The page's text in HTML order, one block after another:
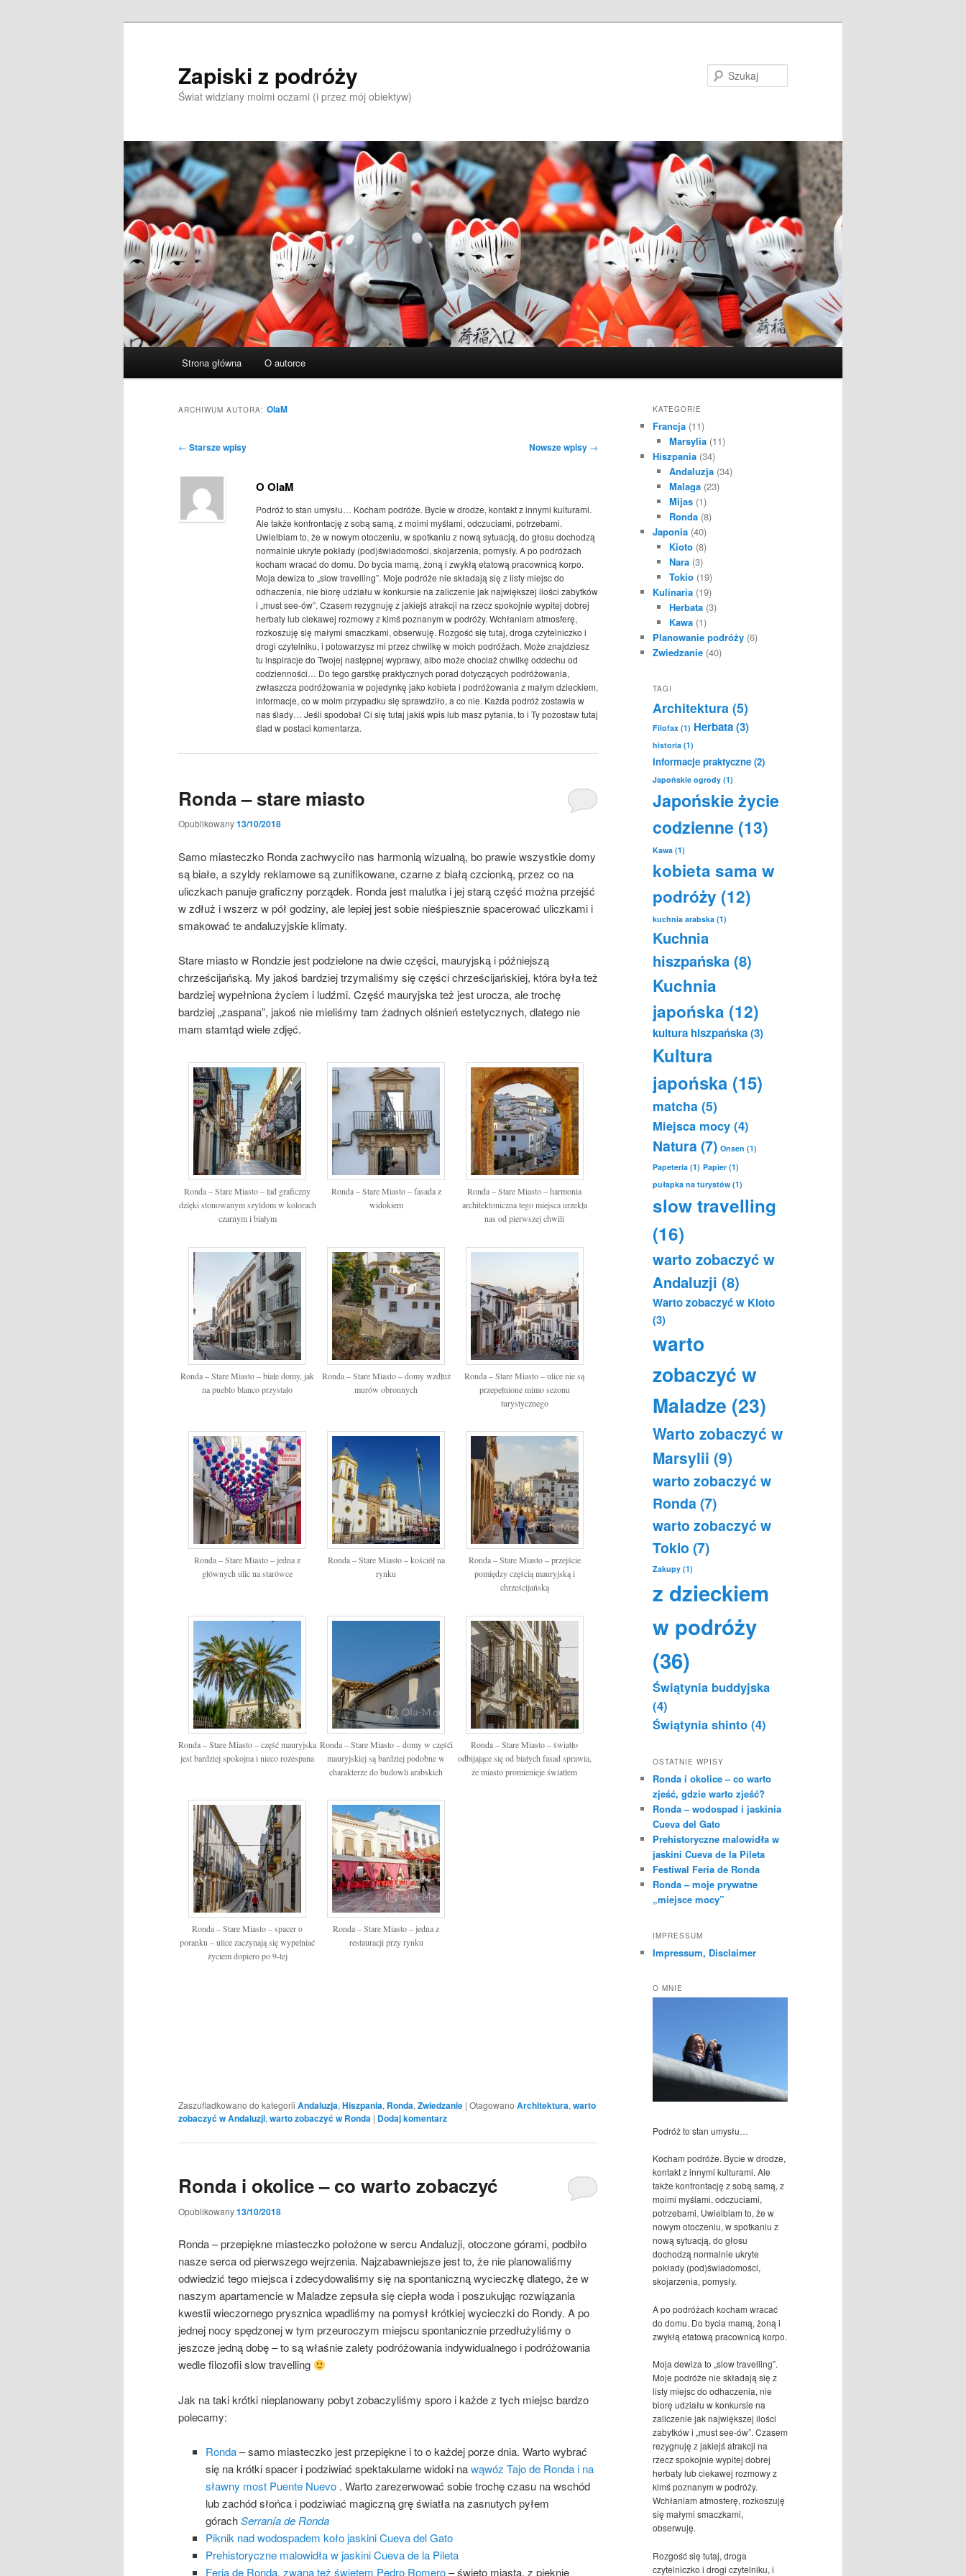
Zapiski z podróży
Świat widziany moimi oczami (i przez mój obiektyw)
Strona główna O autorce
ARCHIWUM AUTORA: OlaM
Nawigacja
← Starsze wpisy Nowsze wpisy →
O OlaM
Podróż to stan umysłu… Kocham podróże. Bycie w drodze, kontakt z innymi kulturami.
Ale także konfrontację z sobą samą, z moimi myślami, odczuciami, potrzebami.
Uwielbiam to, że w nowym otoczeniu, w spotkaniu z nową sytuacją, do głosu dochodzą
normalnie ukryte pokłady (pod)świadomości, skojarzenia, pomysły. A po podróżach
kocham wracać do domu. Do bycia mamą, żoną i zwykłą etatową pracownicą korpo.
Moja dewiza to „slow travelling”. Moje podróże nie składają się z listy miejsc do
odhaczenia, nie biorę udziału w konkursie na zaliczenie jak największej ilości zabytków
i „must see-ów”. Czasem rezygnuję z jakiejś atrakcji na rzecz spokojnie wypitej dobrej
herbaty lub ciekawej rozmowy z kimś poznanym w podróży. Wchłaniam atmosferę,
rozkoszuję się małymi smaczkami, obserwuję. Rozgość się tutaj, droga czytelniczko i
drogi czytelniku, i potowarzysz mi przez chwilkę w moich podróżach. Może znajdziesz
tu inspiracje do Twojej następnej wyprawy, albo może chociaż chwilkę oddechu od
codzienności… Do tego garstkę praktycznych porad dotyczących podróżowania,
zwłaszcza podróżowania w pojedynkę jako kobieta i podróżowania z małym dzieckiem,
informacje, co w moim przypadku się sprawdziło, a co nie. Każda podróż zostawia w
nas ślady… Jeśli spodobał Ci się tutaj jakiś wpis lub masz pytania, to i Ty pozostaw tutaj
ślad w postaci komentarza.
Ronda – stare miasto
Opublikowany13/10/2018
Samo miasteczko Ronda zachwyciło nas harmonią wizualną, bo prawie wszystkie domy
są białe, a szyldy reklamowe są zunifikowane, czarne z białą czcionką, przez co na
uliczkach panuje graficzny porządek. Ronda jest malutka i jej starą część można przejść
w zdłuż i wszerz w pół godziny, ale lepiej jest sobie nieśpiesznie spacerować uliczkami i
smakować te andaluzyjskie klimaty.
Stare miasto w Rondzie jest podzielone na dwie części, mauryjską i późniejszą
chrześcijańską. My jakoś bardziej trzymaliśmy się części chrześcijańskiej, która była też
bardziej wypełniona życiem i ludźmi. Część mauryjska też jest urocza, ale trochę
bardziej „zaspana”, jakoś nie mieliśmy tam żadnych olśnień estetycznych, dlatego nie
mam stamtąd wiele zdjęć.
Ronda – Stare Miasto – ład graficzny
dzięki stonowanym szyldom w kolorach
czarnym i białym
Ronda – Stare Miasto – fasada z
widokiem
Ronda – Stare Miasto – harmonia
architektoniczna tego miejsca urzekła
nas od pierwszej chwili
Ronda – Stare Miasto – białe domy, jak
na pueblo blanco przystało
Ronda – Stare Miasto – domy wzdłuż
murów obronnych
Ronda – Stare Miasto – ulice nie są
przepełnione mimo sezonu
turystycznego
Ronda – Stare Miasto – jedna z
głównych ulic na starówce
Ronda – Stare Miasto – kościół na
rynku
Ronda – Stare Miasto – przejście
pomiędzy częścią mauryjską i
chrześcijańską
Ronda – Stare Miasto – część mauryjska
jest bardziej spokojna i nieco rozespana
Ronda – Stare Miasto – domy w częśći
mauryjskiej są bardziej podobne w
charakterze do budowli arabskich
Ronda – Stare Miasto – światło
odbijające się od białych fasad sprawia,
że miasto promienieje światłem
Ronda – Stare Miasto – spacer o
poranku – ulice zaczynają się wypełniać
życiem dopiero po 9-tej
Ronda – Stare Miasto – jedna z
restauracji przy rynku
Zaszufladkowano do kategorii Andaluzja,Hiszpania, Ronda,Zwiedzanie | Otagowano Architektura,warto
zobaczyć w Andaluzji,warto zobaczyć w Ronda | Dodaj komentarz
Ronda i okolice – co warto zobaczyć
Opublikowany13/10/2018
Ronda – przepiękne miasteczko położone w sercu Andaluzji, otoczone górami, podbiło
nasze serca od pierwszego wejrzenia. Najzabawniejsze jest to, że nie planowaliśmy
odwiedzić tego miejsca i zdecydowaliśmy się na spontaniczną wycieczkę dlatego, że w
naszym apartamencie w Maladze zepsuła się ciepła woda i poszukując rozwiązania
kwestii wieczornego prysznica wpadliśmy na pomysł krótkiej wycieczki do Rondy. A po
jednej nocy spędzonej w tym przeuroczym miejscu spontanicznie przedłużyliśmy o
jeszcze jedną dobę – to są właśnie zalety podróżowania indywidualnego i podróżowania
wedle filozofii slow travelling
Jak na taki krótki nieplanowany pobyt zobaczyliśmy sporo i każde z tych miejsc bardzo
polecamy:
Ronda– samo miasteczko jest przepiękne i to o każdej porze dnia. Warto wybrać
się na krótki spacer i podziwiać spektakularne widoki nawąwóz Tajo de Ronda i na
sławny most Puente Nuevo. Warto zarezerwować sobie trochę czasu na wschód
lub zachód słońca i podziwiać magiczną grę światła na zasnutych pyłem
górachSerranía de Ronda
Piknik nad wodospadem koło jaskini Cueva del Gato
Prehistoryczne malowidła w jaskini Cueva de la Pileta
Feria de Ronda, zwana też świętem Pedro Romero– święto miasta, z pięknie
KATEGORIE
Francja (11)
Marsylia(11)
Hiszpania (34)
Andaluzja(34)
Malaga(23)
Mijas(1)
Ronda(8)
Japonia (40)
Kioto(8)
Nara(3)
Tokio(19)
Kulinaria (19)
Herbata(3)
Kawa(1)
Planowanie podróży (6)
Zwiedzanie (40)
TAGI
Architektura (5)
Filofax (1) Herbata(3)
historia (1)
informacje praktyczne (2)
Japońskie ogrody (1)
Japońskie życie
codzienne (13)
Kawa (1)
kobieta sama w
podróży (12)
kuchnia arabska (1)
Kuchnia
hiszpańska (8)
Kuchnia
japońska (12)
kultura hiszpańska(3)
Kultura
japońska (15)
matcha (5)
Miejsca mocy (4)
Natura (7) Onsen (1)
Papeteria (1) Papier (1)
pułapka na turystów (1)
slow travelling
(16)
warto zobaczyć w
Andaluzji (8)
Warto zobaczyć w Kioto
(3)
warto
zobaczyć w
Maladze (23)
Warto zobaczyć w
Marsylii (9)
warto zobaczyć w
Ronda (7)
warto zobaczyć w
Tokio (7)
Zakupy (1)
z dzieckiem
w podróży
(36)
Świątynia buddyjska
(4)
Świątynia shinto (4)
OSTATNIE WPISY
Ronda i okolice – co warto
zjeść, gdzie warto zjeść?
Ronda – wodospad i jaskinia
Cueva del Gato
Prehistoryczne malowidła w
jaskini Cueva de la Pileta
Festiwal Feria de Ronda
Ronda – moje prywatne
„miejsce mocy”
IMPRESSUM
Impressum, Disclaimer
O MNIE
Podróż to stan umysłu…
Kocham podróże. Bycie w drodze,
kontakt z innymi kulturami. Ale
także konfrontację z sobą samą, z
moimi myślami, odczuciami,
potrzebami. Uwielbiam to, że w
nowym otoczeniu, w spotkaniu z
nową sytuacją, do głosu
dochodzą normalnie ukryte
pokłady (pod)świadomości,
skojarzenia, pomysły.
A po podróżach kocham wracać
do domu. Do bycia mamą, żoną i
zwykłą etatową pracownicą korpo.
Moja dewiza to „slow travelling”.
Moje podróże nie składają się z
listy miejsc do odhaczenia, nie
biorę udziału w konkursie na
zaliczenie jak największej ilości
zabytków i „must see-ów”. Czasem
rezygnuję z jakiejś atrakcji na
rzecz spokojnie wypitej dobrej
herbaty lub ciekawej rozmowy z
kimś poznanym w podróży.
Wchłaniam atmosferę, rozkoszuję
się małymi smaczkami,
obserwuję.
Rozgość się tutaj, droga
czytelniczko i drogi czytelniku, i